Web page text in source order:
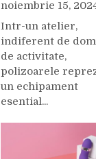
noiembrie 15,
Intr-un atelier,
indiferent de
de activitate,
polizoarele
un echipament
esential...